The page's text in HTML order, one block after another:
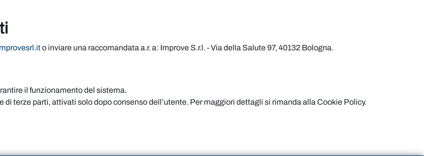
o inviare una raccomandata a.r. a: Improve S.r.l. - Via della Salute 97, 40132 Bologna.
il funzionamento del sistema.
di terze parti, attivati solo dopo consenso dell’utente. Per maggiori dettagli si rimanda alla Cookie Policy.